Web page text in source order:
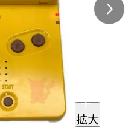
拡大